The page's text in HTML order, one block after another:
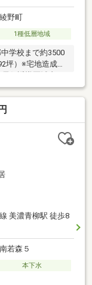
野町
1種低層地域
学校まで約3500
坪）※宅地造成等
幅広い取り扱い
大級の営業スタ
知識も豊富で
この時間帯はお電
。
美濃青柳駅 徒歩8
若森５
本下水